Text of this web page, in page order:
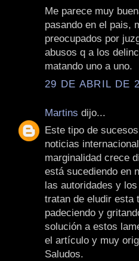
Me parece muy
pasando en el pais,
preocupados por
abusos q a los
matando uno a uno.
29 DE ABRIL DE
Martins dijo...
Este tipo de
noticias
marginalidad crece
está sucediendo en
las autoridades y
tratan de eludir esta
padeciendo y
solución a estos
el artículo y muy
Saludos.